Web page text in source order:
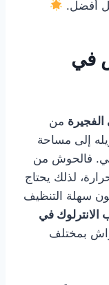
أفضل.
في
من
إلى مساحة
فالحوش من
لذلك يحتاج
سهلة التنظيف
الانترلوك في
بمختلف